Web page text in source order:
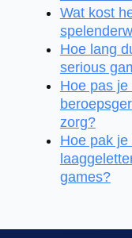
Wat kost
Hoe lang
serious
Hoe pas
zorg?
Hoe pak
games?